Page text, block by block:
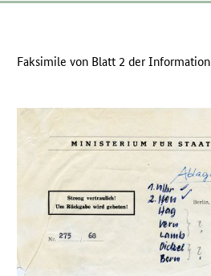
Faksimile von Blatt 2 der Information